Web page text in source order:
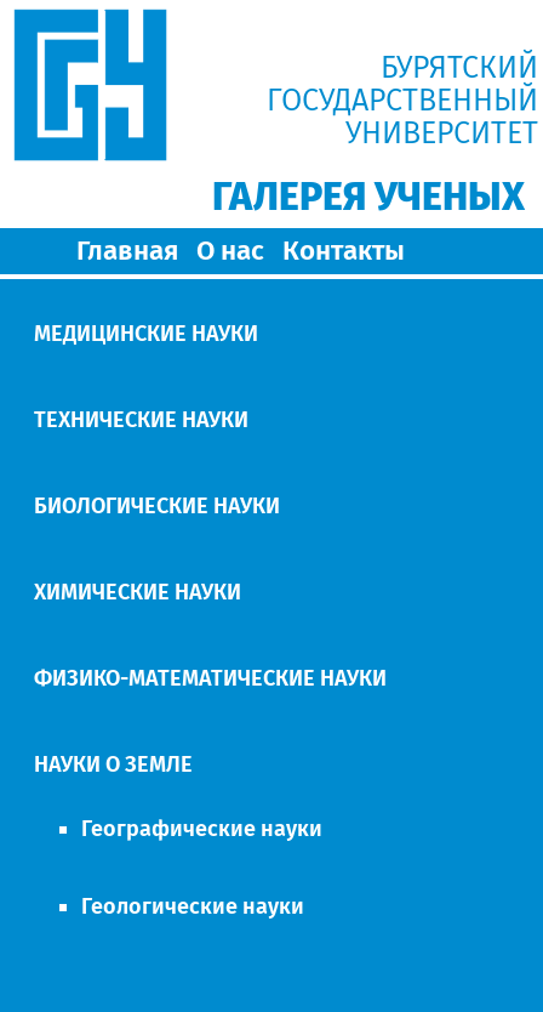
БУРЯТСКИЙ
ГОСУДАРСТВЕННЫЙ
УНИВЕРСИТЕТ
ГАЛЕРЕЯ УЧЕНЫХ
Главная О нас Контакты
МЕДИЦИНСКИЕ НАУКИ
ТЕХНИЧЕСКИЕ НАУКИ
БИОЛОГИЧЕСКИЕ НАУКИ
ХИМИЧЕСКИЕ НАУКИ
ФИЗИКО-МАТЕМАТИЧЕСКИЕ НАУКИ
НАУКИ О ЗЕМЛЕ
Географические науки
Геологические науки